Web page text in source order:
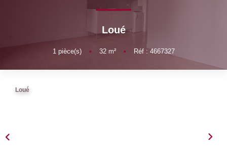
NOTRE AGENCE
Loué
1 pièce(s) • 32m² • Réf : 4667327
Loué